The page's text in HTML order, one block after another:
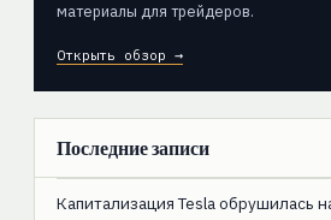
материалы для трейдеров.
Открыть обзор →
Последние записи
Капитализация Tesla обрушилась